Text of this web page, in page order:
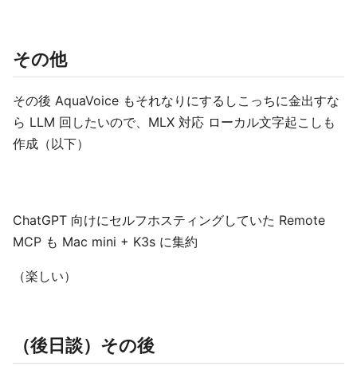
その他
その後 AquaVoice もそれなりにするしこっちに金出すな
ら LLM 回したいので、MLX 対応 ローカル文字起こしも
作成（以下）
ChatGPT 向けにセルフホスティングしていた Remote
MCP も Mac mini + K3s に集約
（楽しい）
（後日談）その後